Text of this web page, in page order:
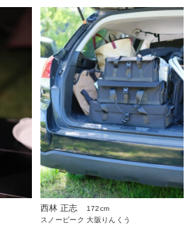
西林 正志
172cm
スノーピーク 大阪りんくう